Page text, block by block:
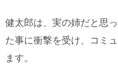
健太郎は、実の姉だと思
た事に衝撃を受け、コミ
ます。